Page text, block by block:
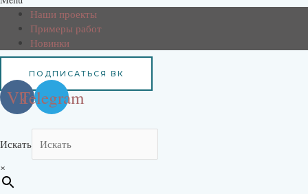
Наши проекты
Примеры работ
Новинки
ПОДПИСАТЬСЯ ВК
VkTelegram
Искать
×